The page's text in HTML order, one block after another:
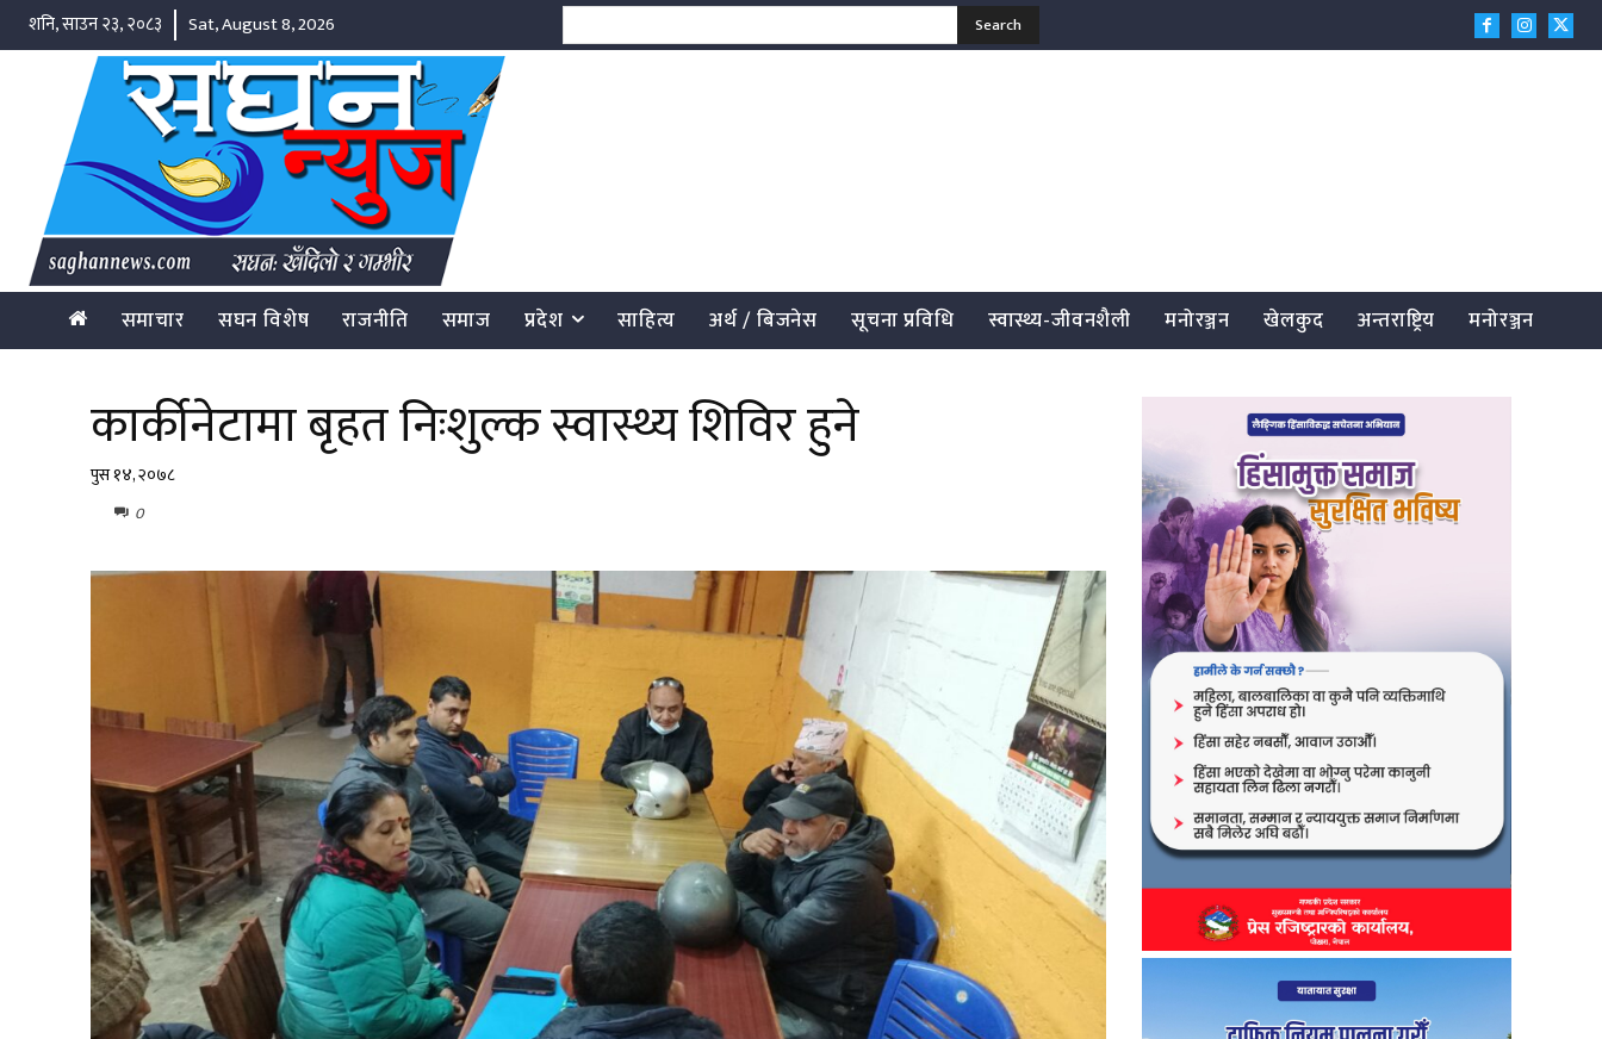
शनि, साउन २३, २०८३ Sat, August 8, 2026 Search
समाचार सघन विशेष राजनीति समाज प्रदेश साहित्य अर्थ / बिजनेस सूचना प्रविधि स्वास्थ्य-जीवनशैली मनोरञ्जन खेलकुद अन्तराष्ट्रिय मनोरञ्जन
कार्कीनेटामा बृहत निःशुल्क स्वास्थ्य शिविर हुने
पुस १४, २०७८
0